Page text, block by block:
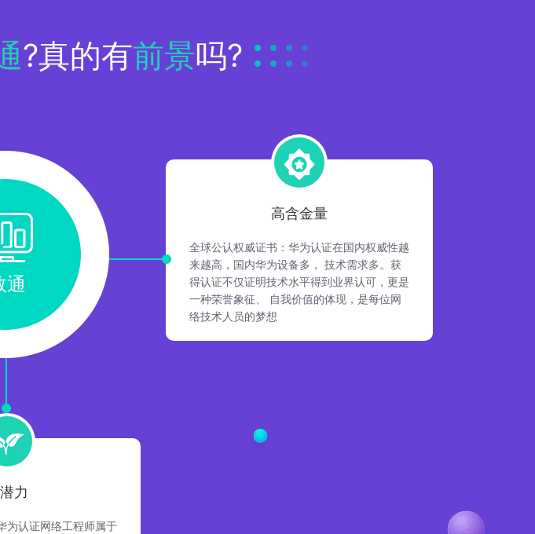
>
?真的有前景吗?
通
高含金量
全球公认权威证书：华为认证在国内权威性越
来越高，国内华为设备多， 技术需求多。获
得认证不仅证明技术水平得到业界认可，更是
一种荣誉象征、 自我价值的体现，是每位网
络技术人员的梦想
力
为认证网络工程师属于